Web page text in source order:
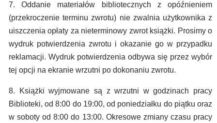
7. Oddanie materiałów bibliotecznych z opóźnieniem
(przekroczenie terminu zwrotu) nie zwalnia użytkownika z
uiszczenia opłaty za nieterminowy zwrot książki. Prosimy o
wydruk potwierdzenia zwrotu i okazanie go w przypadku
reklamacji. Wydruk potwierdzenia odbywa się przez wybór
tej opcji na ekranie wrzutni po dokonaniu zwrotu.
8. Książki wyjmowane są z wrzutni w godzinach pracy
Biblioteki, od 8:00 do 19:00, od poniedziałku do piątku oraz
w soboty od 8:00 do 13:00. Okresowe zmiany czasu pracy